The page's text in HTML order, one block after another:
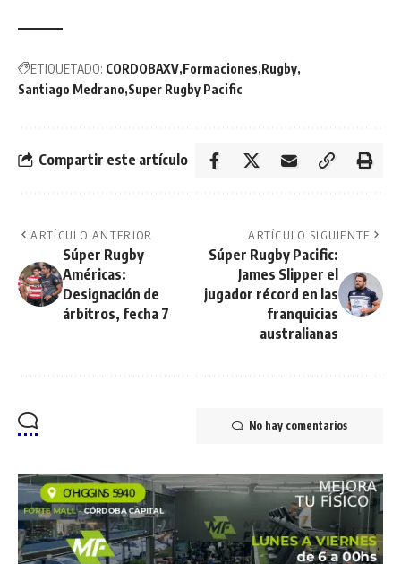
ETIQUETADO: CORDOBAXV Formaciones Rugby
Santiago Medrano Super Rugby Pacific
Compartir este artículo
ARTÍCULO ANTERIOR
Súper Rugby
Américas:
Designación de
árbitros, fecha 7
ARTÍCULO SIGUIENTE
Súper Rugby Pacific:
James Slipper el
jugador récord en las
franquicias
australianas
No hay comentarios